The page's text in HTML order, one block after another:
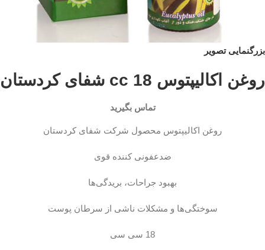
بزرگنمایی تصویر
روغن اکالیپتوس 18 cc شفای کردستان
تماس بگیرید
روغن اکالیپتوس محصول شرکت شفای کردستان
ضدعفونی کننده قوی
بهبود جراحات، بریدگی‌ها
سوختگی‌ها و مشکلات ناشی از سرطان پوست
18 سی سی